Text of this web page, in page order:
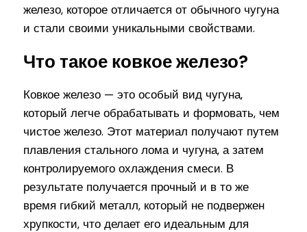
железо, которое отличается от обычного чугуна
и стали своими уникальными свойствами.
Что такое ковкое железо?
Ковкое железо — это особый вид чугуна,
который легче обрабатывать и формовать, чем
чистое железо. Этот материал получают путем
плавления стального лома и чугуна, а затем
контролируемого охлаждения смеси. В
результате получается прочный и в то же
время гибкий металл, который не подвержен
хрупкости, что делает его идеальным для